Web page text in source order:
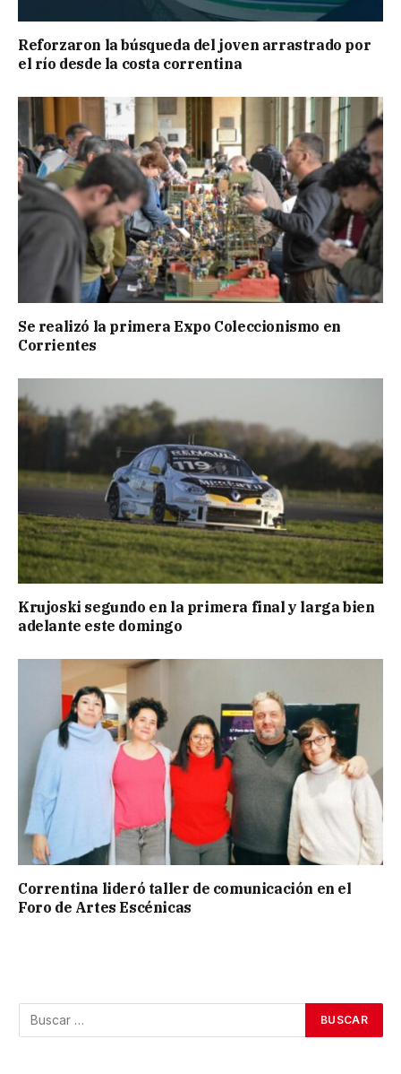
Reforzaron la búsqueda del joven arrastrado por
el río desde la costa correntina
Se realizó la primera Expo Coleccionismo en
Corrientes
Krujoski segundo en la primera final y larga bien
adelante este domingo
Correntina lideró taller de comunicación en el
Foro de Artes Escénicas